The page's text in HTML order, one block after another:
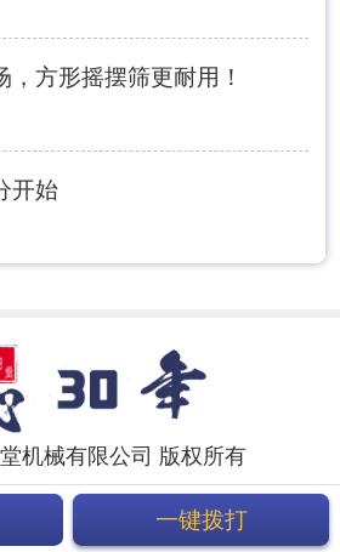
，方形摇摆筛更耐用！
开始
机械有限公司 版权所有
一键拨打